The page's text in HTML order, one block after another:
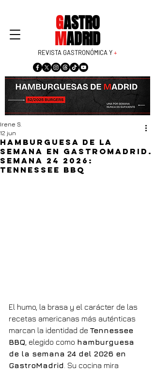
GASTRO
MADRID
REVISTA GASTRONÓMICA Y+
Hamburguesa de la
semana en GastroMadrid.
Semana 24 2026:
Tennessee BBQ
Irene S.
12 jun
El humo, la brasa y el carácter de las
recetas americanas más auténticas
marcan la identidad de Tennessee
BBQ , elegido como hamburguesa
de la semana 24 del 2026 en
GastroMadrid . Su cocina mira